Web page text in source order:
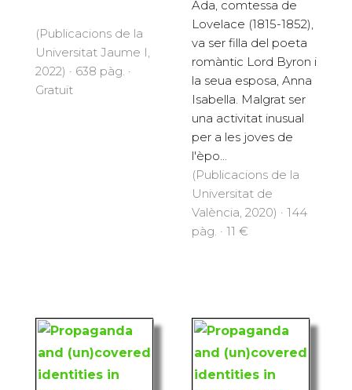
(Publicacions de la
Universitat Jaume I,
2022) · 638 pàg. ·
Gratuït
Ada, comtessa de
Lovelace (1815-1852),
va ser filla del poeta
romàntic Lord Byron i
la seua esposa, Anna
Isabella. Malgrat ser
una activitat inusual
per a les joves de
l'èpo...
(Publicacions de la
Universitat de
València, 2020) · 144
pàg. · 11 €